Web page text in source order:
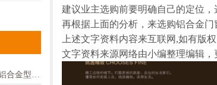
建议业主选购前要明确自己的定位，
再根据上面的分析，来选购铝合金
上述文字资料内容来互联网,如有版
文字资料来源网络由小编整理编辑